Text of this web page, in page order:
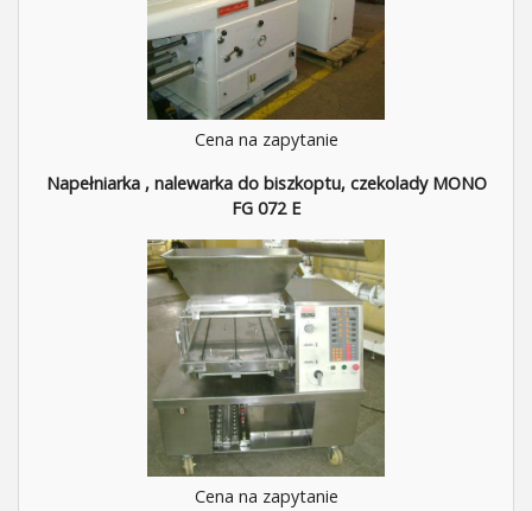
Cena na zapytanie
Napełniarka , nalewarka do biszkoptu, czekolady MONO
FG 072 E
Cena na zapytanie